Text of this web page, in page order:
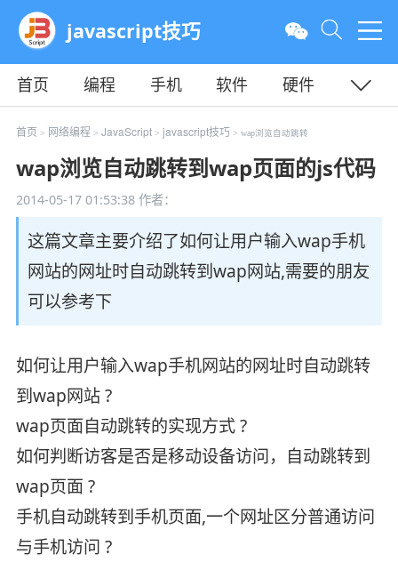
javascript技巧
首页 编程 手机 软件
硬件
教程
平面 服务器
首页 > 网络编程 > JavaScript> javascript技巧 > wap浏览自动跳转
wap浏览自动跳转到wap页面的js代码
2014-05-17 01:53:38作者：
这篇文章主要介绍了如何让用户输入wap手机
网站的网址时自动跳转到wap网站,需要的朋友
可以参考下
如何让用户输入wap手机网站的网址时自动跳转
到wap网站 ?
wap页面自动跳转的实现方式 ?
如何判断访客是否是移动设备访问，自动跳转到
wap页面 ?
手机自动跳转到手机页面,一个网址区分普通访问
与手机访问 ?